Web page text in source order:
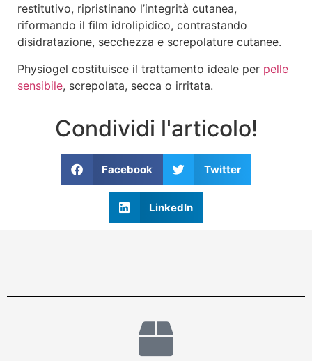
restitutivo, ripristinano l’integrità cutanea,
riformando il film idrolipidico, contrastando
disidratazione, secchezza e screpolature cutanee.
Physiogel costituisce il trattamento ideale per pelle
sensibile, screpolata, secca o irritata.
Condividi l'articolo!
Facebook Twitter
LinkedIn